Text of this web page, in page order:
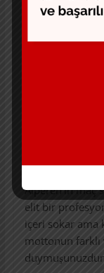
durma;
Physical
ederken
Çözüm:
Alperen’in maç
elit bir
içeri sokar ama
mottonun farklı